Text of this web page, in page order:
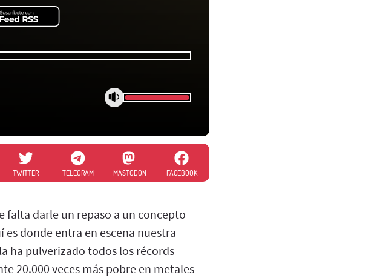
TWITTER TELEGRAM MASTODON FACEBOOK
falta darle un repaso a un concepto
donde entra en escena nuestra
ha pulverizado todos los récords
20.000 veces más pobre en metales